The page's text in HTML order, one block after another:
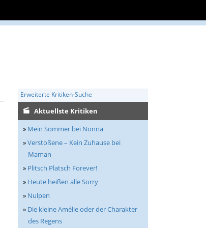
Erweiterte Kritiken-Suche
Aktuellste Kritiken
» Mein Sommer bei Nonna
»Verstoßene – Kein Zuhause bei
Maman
» Plitsch Platsch Forever!
» Heute heißen alle Sorry
» Nulpen
» Die kleine Amélie oder der Charakter
des Regens